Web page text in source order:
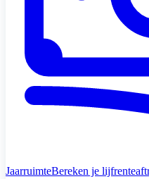
JaarruimteBereken je